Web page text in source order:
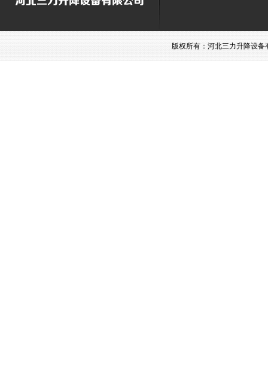
版权所有：河北三力升降设